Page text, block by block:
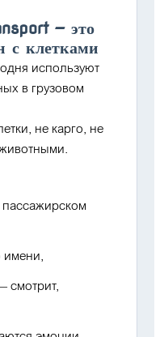
— это
с клетками
используют
в грузовом
не карго, не
пассажирском
имени,
смотрит,